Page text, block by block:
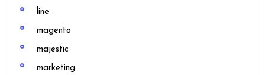
line
magento
majestic
marketing